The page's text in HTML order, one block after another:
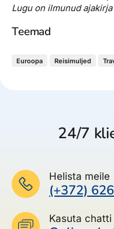
Lugu on ilmunud
Teemad
Euroopa Reisimuljed
24/7
Helista meile
(+372)
Kasuta chatti